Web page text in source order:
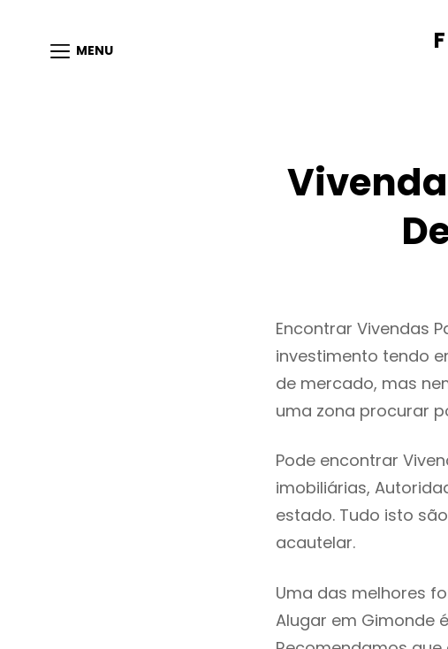
MENU
Encontrar Vivendas
investimento tendo
de mercado, mas
uma zona procurar
Pode encontrar
imobiliárias,
estado. Tudo isto
acautelar.
Uma das melhores
Alugar em Gimonde